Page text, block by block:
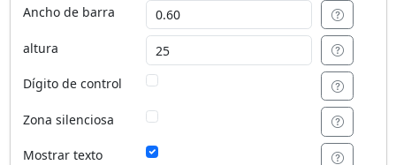
Ancho de barra
altura
Dígito de control
Zona silenciosa
Mostrar texto